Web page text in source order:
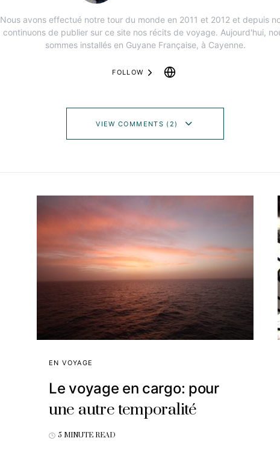
Nous avons effectué notre tour du monde en 2011 et 2012 et depuis
continuons de publier sur ce site nos récits de voyage. Aujourd'hui,
sommes installés en Guyane Française, à Cayenne.
FOLLOW
VIEW COMMENTS (2)
EN VOYAGE
Le voyage en cargo: pour
une autre temporalité
5 MINUTE READ